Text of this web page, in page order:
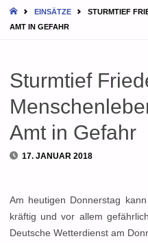
HOMEEINSÄTZE
STURMTIEF
AMT IN GEFAHR
Sturmtief
Amt in Gefahr
17. JANUAR 2018
Am heutigen Donnerstag
kräftig und vor allem
Deutsche Wetterdienst am